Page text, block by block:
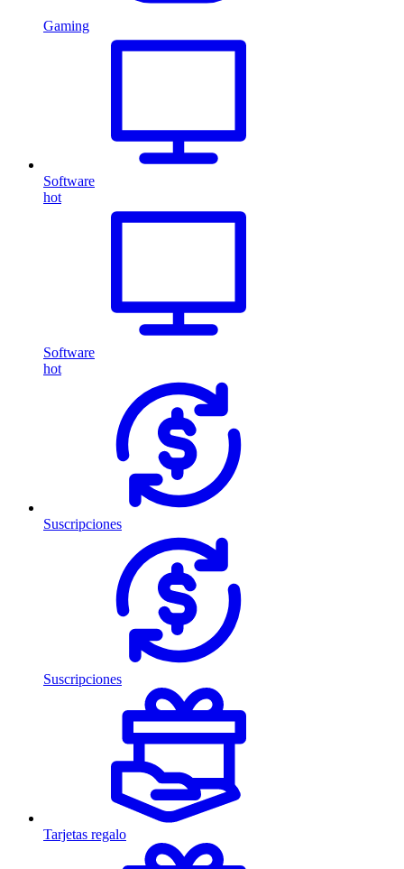
Gaming
Software
hot
Software
hot
Suscripciones
Suscripciones
Tarjetas regalo